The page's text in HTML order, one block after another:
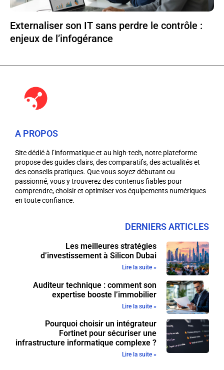
Externaliser son IT sans perdre le contrôle :
enjeux de l’infogérance
A PROPOS
Site dédié à l’informatique et au high-tech, notre plateforme
propose des guides clairs, des comparatifs, des actualités et
des conseils pratiques. Que vous soyez débutant ou
passionné, vous y trouverez des contenus fiables pour
comprendre, choisir et optimiser vos équipements numériques
en toute confiance.
DERNIERS ARTICLES
Les meilleures stratégies
d’investissement à Silicon Dubai
Lire la suite »
Auditeur technique : comment son
expertise booste l’immobilier
Lire la suite »
Pourquoi choisir un intégrateur
Fortinet pour sécuriser une
infrastructure informatique complexe ?
Lire la suite »